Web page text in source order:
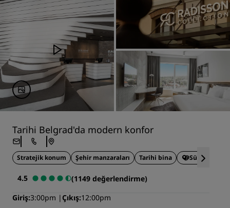
Tarihi Belgrad'da modern konfor
Stratejik konum Şehir manzaraları Tarihi bina
4.5
(1149 değerlendirme)
Giriş 3:00pm Çıkış 12:00pm